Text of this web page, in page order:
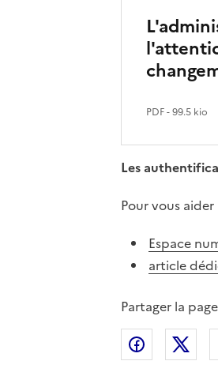
PDF- 99.5 kio
Les
Pour vous
Espace
article
Partager la page
Partager